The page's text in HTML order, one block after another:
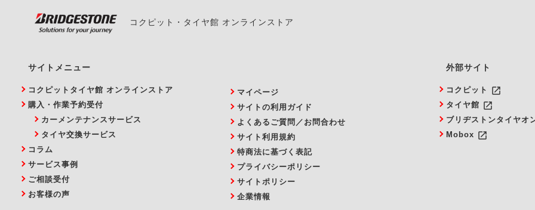
コクピット・タイヤ館 オンラインストア
サイトメニュー
コクピットタイヤ館 オンラインストア
購入・作業予約受付
カーメンテナンスサービス
タイヤ交換サービス
コラム
サービス事例
ご相談受付
お客様の声
マイページ
サイトの利用ガイド
よくあるご質問／お問合わせ
サイト利用規約
特商法に基づく表記
プライバシーポリシー
サイトポリシー
企業情報
外部サイト
コクピット launch
タイヤ館 launch
ブリヂストンタイヤオ
Mobox launch